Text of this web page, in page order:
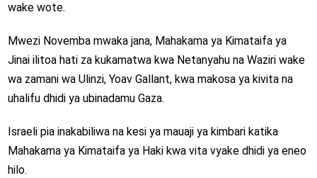
wake wote.
Mwezi Novemba mwaka jana, Mahakama ya Kimataifa ya
Jinai ilitoa hati za kukamatwa kwa Netanyahu na Waziri wake
wa zamani wa Ulinzi, Yoav Gallant, kwa makosa ya kivita na
uhalifu dhidi ya ubinadamu Gaza.
Israeli pia inakabiliwa na kesi ya mauaji ya kimbari katika
Mahakama ya Kimataifa ya Haki kwa vita vyake dhidi ya eneo
hilo.